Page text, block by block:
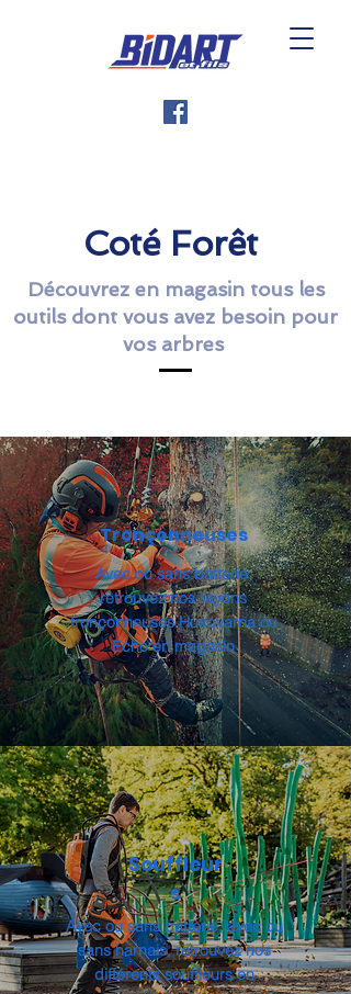
Coté Forêt
Découvrez en magasin tous les
outils dont vous avez besoin pour
vos arbres
Tronçonneuses
Avec ou sans batterie,
retrouvez nos rayons
tronçonneuses Husqvarna ou
Echo en magasin
Souffleur
s
Avec ou sans batterie, avec ou
sans harnais, retrouvez nos
différents souffleurs en